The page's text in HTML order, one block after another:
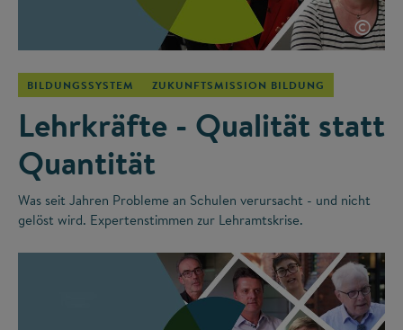
©
BILDUNGSSYSTEM ZUKUNFTSMISSION BILDUNG
Lehrkräfte - Qualität statt
Quantität
Was seit Jahren Probleme an Schulen verursacht - und nicht
gelöst wird. Expertenstimmen zur Lehramtskrise.